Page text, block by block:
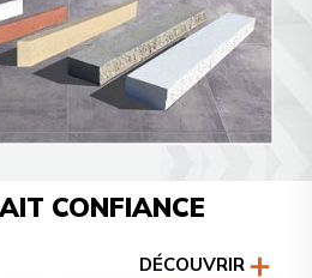
CONFIANCE
DÉCOUVRIR